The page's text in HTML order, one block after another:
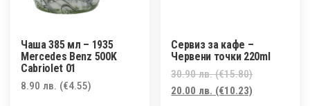
Чаша 385 мл – 1935
Mercedes Benz 500K
Cabriolet 01
8.90 лв. (€4.55)
Сервиз за кафе –
Червени точки 220ml
30.90лв.(€15.80)Original
20.00 лв. (€10.23)